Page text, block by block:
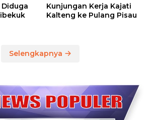
Kunjungan Kerja Kajati
Kalteng ke Pulang Pisau
Selengkapnya